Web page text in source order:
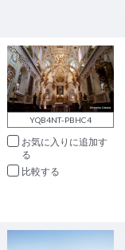
YQB4NT-PBHC4
お気に入りに追加
比較